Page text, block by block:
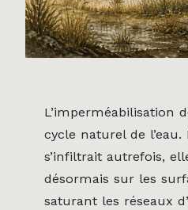
L’imperméabilisation
cycle naturel de
s’infiltrait autrefois,
désormais sur les
saturant les réseaux